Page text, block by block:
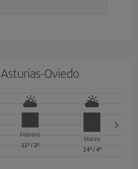
Oviedo
Febrero
11º/ 3º
Marzo
14º/ 4º